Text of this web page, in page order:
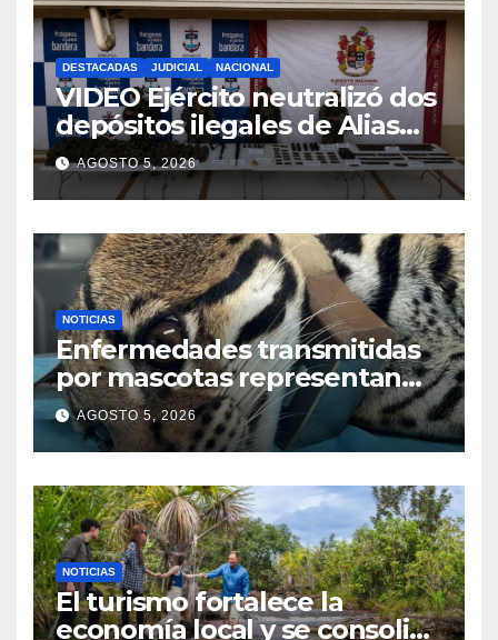
DESTACADAS JUDICIAL NACIONAL
VIDEO Ejército neutralizó dos
depósitos ilegales de Alias
Calarcá, con material de
guerra en Guaviare
AGOSTO 5, 2026
NOTICIAS
Enfermedades transmitidas
por mascotas representan
una creciente amenaza para
los felinos silvestres en
América Latina
AGOSTO 5, 2026
NOTICIAS
El turismo fortalece la
economía local y se consolida